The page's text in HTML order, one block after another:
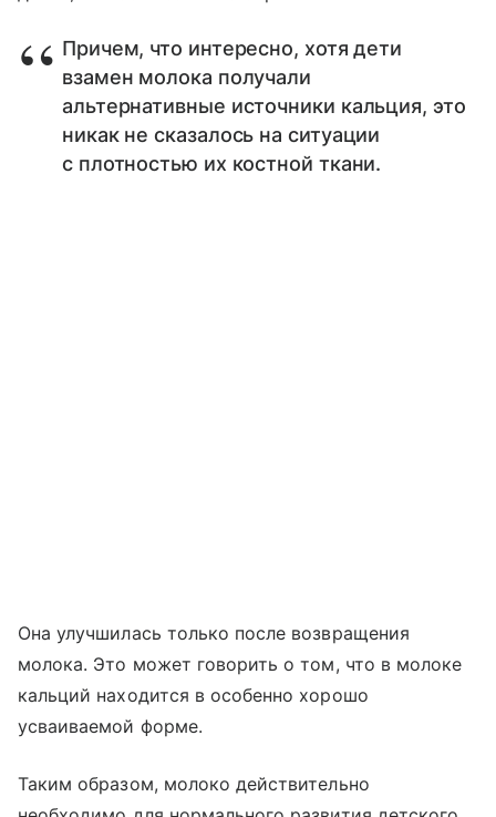
Причем, что интересно, хотя дети
взамен молока получали
альтернативные источники кальция, это
никак не сказалось на ситуации
с плотностью их костной ткани.
Она улучшилась только после возвращения
молока. Это может говорить о том, что в молоке
кальций находится в особенно хорошо
усваиваемой форме.
Таким образом, молоко действительно